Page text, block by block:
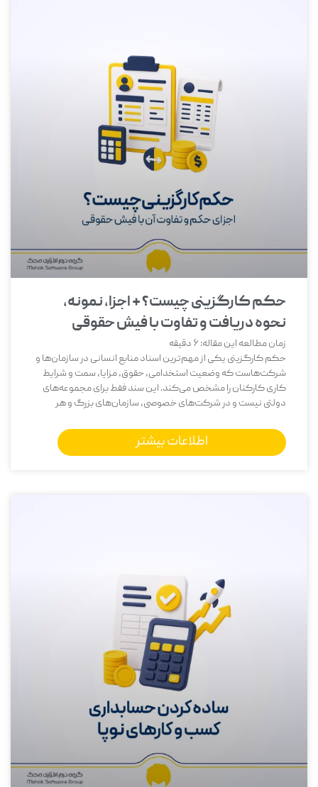
حکم کارگزینی چیست؟ + اجزا، نمونه،
نحوه دریافت و تفاوت با فیش حقوقی
زمان مطالعه این مقاله:6 دقیقه
حکم کارگزینی یکی از مهم‌ترین اسناد منابع انسانی در سازمان‌ها و
شرکت‌هاست که وضعیت استخدامی، حقوق، مزایا، سمت و شرایط
کاری کارکنان را مشخص می‌کند. این سند فقط برای مجموعه‌های
دولتی نیست و در شرکت‌های خصوصی، سازمان‌های بزرگ و هر
اطلاعات بیشتر